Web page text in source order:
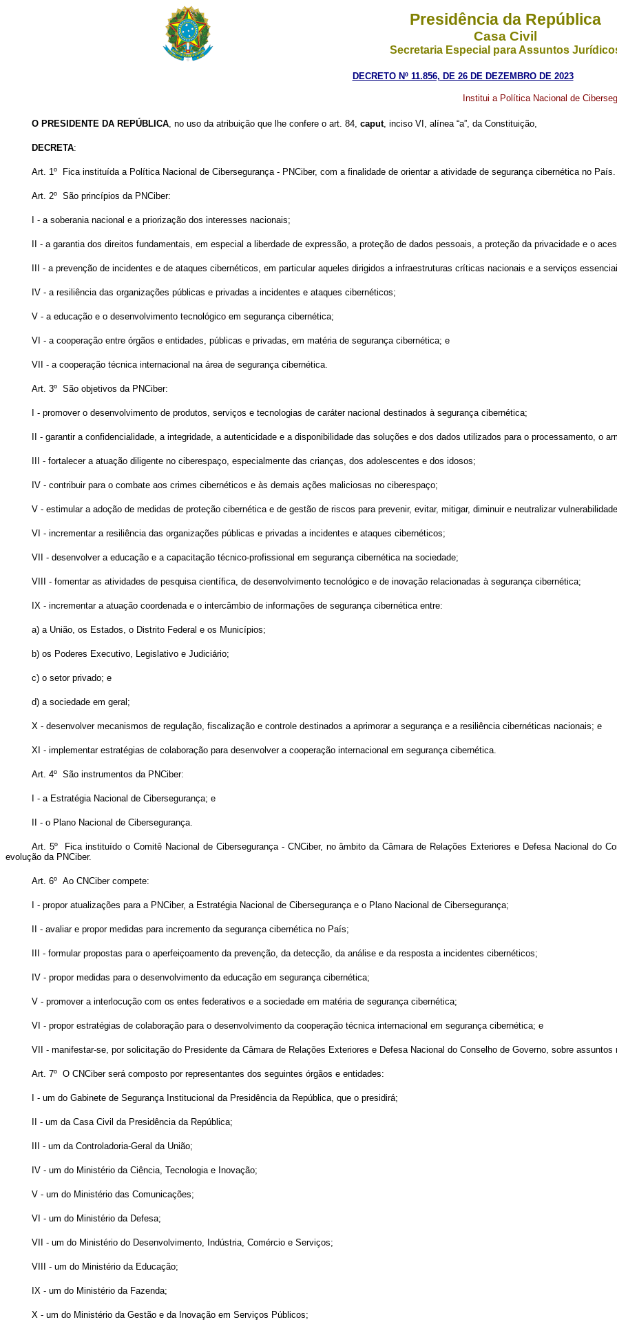
Presidência da República
Casa Civil
Secretaria Especial para Assuntos
DECRETO Nº 11.856, DE 26 DE DEZEMBRO DE 2023
Institui a Política Nacional de
O PRESIDENTE DA REPÚBLICA, no uso da atribuição que lhe confere o art. 84, caput, inciso VI, alínea “a”, da Constituição,
DECRETA:
Art. 1º Fica instituída a Política Nacional de Cibersegurança - PNCiber, com a finalidade de orientar a atividade de segurança cibernética no País.
Art. 2º São princípios da PNCiber:
I - a soberania nacional e a priorização dos interesses nacionais;
II - a garantia dos direitos fundamentais, em especial a liberdade de expressão, a proteção de dados pessoais, a proteção da privacidade e o
III - a prevenção de incidentes e de ataques cibernéticos, em particular aqueles dirigidos a infraestruturas críticas nacionais e a serviços
IV - a resiliência das organizações públicas e privadas a incidentes e ataques cibernéticos;
V - a educação e o desenvolvimento tecnológico em segurança cibernética;
VI - a cooperação entre órgãos e entidades, públicas e privadas, em matéria de segurança cibernética; e
VII - a cooperação técnica internacional na área de segurança cibernética.
Art. 3º São objetivos da PNCiber:
I - promover o desenvolvimento de produtos, serviços e tecnologias de caráter nacional destinados à segurança cibernética;
II - garantir a confidencialidade, a integridade, a autenticidade e a disponibilidade das soluções e dos dados utilizados para o processamento, o
III - fortalecer a atuação diligente no ciberespaço, especialmente das crianças, dos adolescentes e dos idosos;
IV - contribuir para o combate aos crimes cibernéticos e às demais ações maliciosas no ciberespaço;
V - estimular a adoção de medidas de proteção cibernética e de gestão de riscos para prevenir, evitar, mitigar, diminuir e neutralizar
VI - incrementar a resiliência das organizações públicas e privadas a incidentes e ataques cibernéticos;
VII - desenvolver a educação e a capacitação técnico-profissional em segurança cibernética na sociedade;
VIII - fomentar as atividades de pesquisa científica, de desenvolvimento tecnológico e de inovação relacionadas à segurança cibernética;
IX - incrementar a atuação coordenada e o intercâmbio de informações de segurança cibernética entre:
a) a União, os Estados, o Distrito Federal e os Municípios;
b) os Poderes Executivo, Legislativo e Judiciário;
c) o setor privado; e
d) a sociedade em geral;
X - desenvolver mecanismos de regulação, fiscalização e controle destinados a aprimorar a segurança e a resiliência cibernéticas nacionais; e
XI - implementar estratégias de colaboração para desenvolver a cooperação internacional em segurança cibernética.
Art. 4º São instrumentos da PNCiber:
I - a Estratégia Nacional de Cibersegurança; e
II - o Plano Nacional de Cibersegurança.
Art. 5º Fica instituído o Comitê Nacional de Cibersegurança - CNCiber, no âmbito da Câmara de Relações Exteriores e Defesa Nacional do
evolução da PNCiber.
Art. 6º Ao CNCiber compete:
I - propor atualizações para a PNCiber, a Estratégia Nacional de Cibersegurança e o Plano Nacional de Cibersegurança;
II - avaliar e propor medidas para incremento da segurança cibernética no País;
III - formular propostas para o aperfeiçoamento da prevenção, da detecção, da análise e da resposta a incidentes cibernéticos;
IV - propor medidas para o desenvolvimento da educação em segurança cibernética;
V - promover a interlocução com os entes federativos e a sociedade em matéria de segurança cibernética;
VI - propor estratégias de colaboração para o desenvolvimento da cooperação técnica internacional em segurança cibernética; e
VII - manifestar-se, por solicitação do Presidente da Câmara de Relações Exteriores e Defesa Nacional do Conselho de Governo, sobre
Art. 7º O CNCiber será composto por representantes dos seguintes órgãos e entidades:
I - um do Gabinete de Segurança Institucional da Presidência da República, que o presidirá;
II - um da Casa Civil da Presidência da República;
III - um da Controladoria-Geral da União;
IV - um do Ministério da Ciência, Tecnologia e Inovação;
V - um do Ministério das Comunicações;
VI - um do Ministério da Defesa;
VII - um do Ministério do Desenvolvimento, Indústria, Comércio e Serviços;
VIII - um do Ministério da Educação;
IX - um do Ministério da Fazenda;
X - um do Ministério da Gestão e da Inovação em Serviços Públicos;